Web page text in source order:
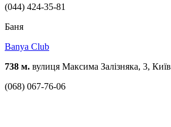
(044) 424-35-81
Баня
Вanya Сlub
738 м. вулиця Максима Залізняка, 3, Київ
(068) 067-76-06